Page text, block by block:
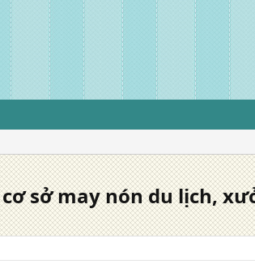
sở may nón du lịch,